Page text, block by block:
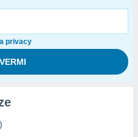
privacy